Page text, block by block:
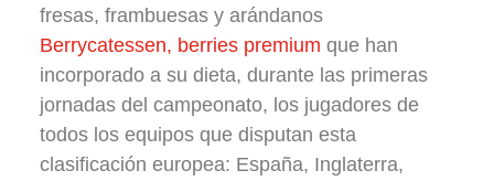
fresas, frambuesas y arándanos
Berrycatessen, berries premium que han
incorporado a su dieta, durante las primeras
jornadas del campeonato, los jugadores de
todos los equipos que disputan esta
clasificación europea: España, Inglaterra,